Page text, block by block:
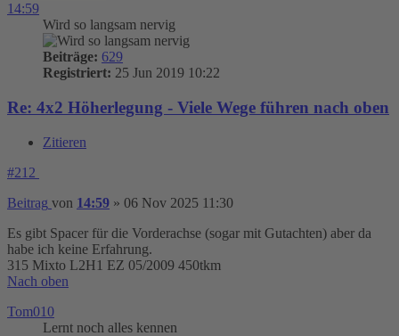
14:59
Wird so langsam nervig
Beiträge: 629
Registriert: 25 Jun 2019 10:22
Re: 4x2 Höherlegung - Viele Wege führen nach oben
Zitieren
#212
Beitrag von 14:59 » 06 Nov 2025 11:30
Es gibt Spacer für die Vorderachse (sogar mit Gutachten) aber da
habe ich keine Erfahrung.
315 Mixto L2H1 EZ 05/2009 450tkm
Nach oben
Tom010
Lernt noch alles kennen